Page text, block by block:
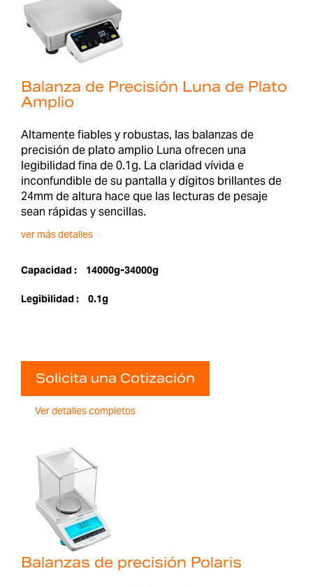
Balanza de Precisión Luna de Plato
Amplio
Altamente fiables y robustas, las balanzas de
precisión de plato amplio Luna ofrecen una
legibilidad fina de 0.1g. La claridad vívida e
inconfundible de su pantalla y dígitos brillantes de
24mm de altura hace que las lecturas de pesaje
sean rápidas y sencillas.
ver más detalles
Capacidad : 14000g-34000g
Legibilidad : 0.1g
Solicita una Cotización
Ver detalles completos
Balanzas de precisión Polaris